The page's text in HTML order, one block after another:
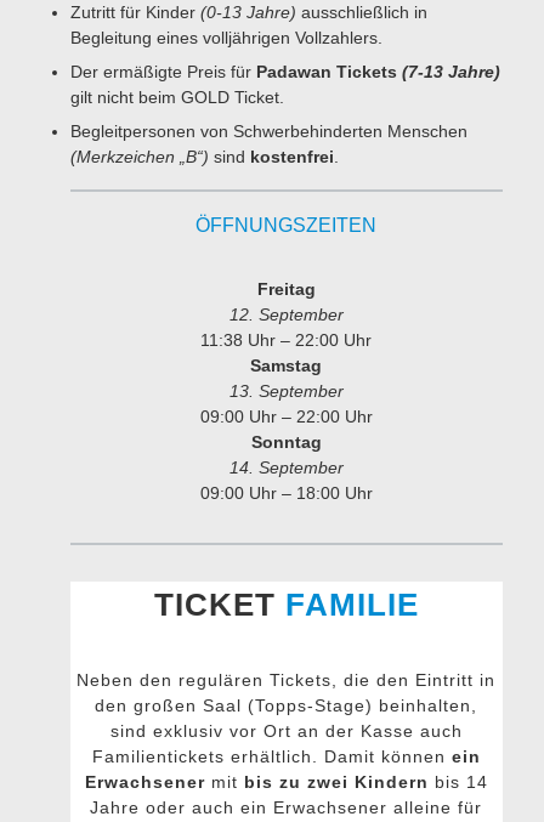
Zutritt für Kinder (0-13 Jahre) ausschließlich in
Begleitung eines volljährigen Vollzahlers.
Der ermäßigte Preis für Padawan Tickets (7-13 Jahre)
gilt nicht beim GOLD Ticket.
Begleitpersonen von Schwerbehinderten Menschen
(Merkzeichen „B“) sind kostenfrei
ÖFFNUNGSZEITEN
Freitag
12. September
11:38 Uhr – 22:00 Uhr
Samstag
13. September
09:00 Uhr – 22:00 Uhr
Sonntag
14. September
09:00 Uhr – 18:00 Uhr
TICKET FAMILIE
Neben den regulären Tickets, die den Eintritt in
den großen Saal (Topps-Stage) beinhalten,
sind exklusiv vor Ort an der Kasse auch
Familientickets erhältlich. Damit können ein
Erwachsenermit bis zu zwei Kindern bis 14
Jahre oder auch ein Erwachsener alleine für